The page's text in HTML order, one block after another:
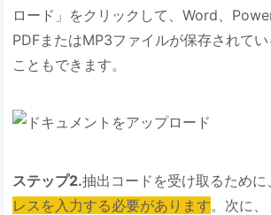
ロード」をクリックして、Word、
PDFまたはMP3ファイルが保存されて
こともできます。
ステップ2.抽出コードを受け取るために
レスを入力する必要があります。次に